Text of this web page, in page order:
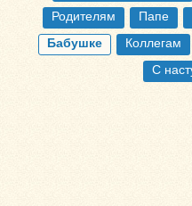
Родителям
Папе
Бабушке
Коллегам
С